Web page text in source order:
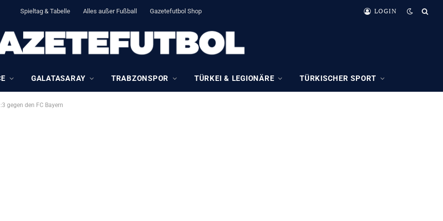
Spieltag & Tabelle Alles außer Fußball Gazetefutbol Shop LOGIN
GALATASARAY TRABZONSPOR TÜRKEI & LEGIONÄRE TÜRKISCHER SPORT
gegen den FC Bayern